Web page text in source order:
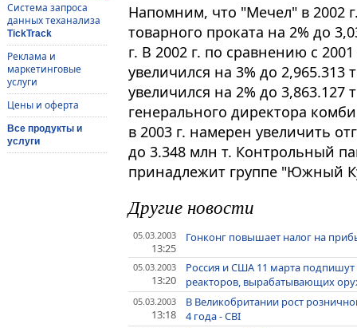
Система запроса
данных теханализа
TickTrack
Реклама и
маркетинговые
услуги
Цены и оферта
Все продукты и
услуги
Напомним, что "Мечел" в 2002
товарного проката на 2% до
г. В 2002 г. по сравнению с
увеличился на 3% до 2,965.313
увеличился на 2% до 3,863.127
генерального директора
в 2003 г. намерен увеличить
до 3.348 млн т. Контрольный
принадлежит группе "Южный
Другие новости
05.03.2003
13:25
Гонконг повышает налог на
05.03.2003
13:20
Россия и США 11 марта подпишут
реакторов, вырабатывающих
05.03.2003
13:18
В Великобритании рост
4 года - CBI